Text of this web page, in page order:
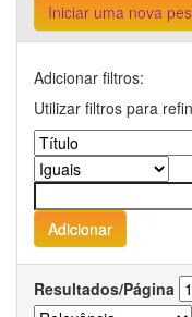
Iniciar uma nova
Adicionar filtros:
Utilizar filtros para
Resultados/Página